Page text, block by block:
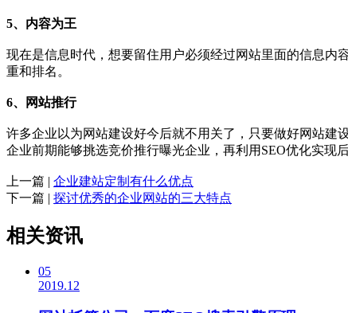
5、内容为王
现在是信息时代，想要留住用户必须经过网站里面的信息内
重和排名。
6、网站推行
许多企业以为网站建设好今后就不用关了，只要做好网站建
企业前期能够挑选竞价推行曝光企业，再利用SEO优化实现
上一篇 | 企业建站定制有什么优点
下一篇 | 探讨优秀的企业网站的三大特点
相关资讯
05
2019.12